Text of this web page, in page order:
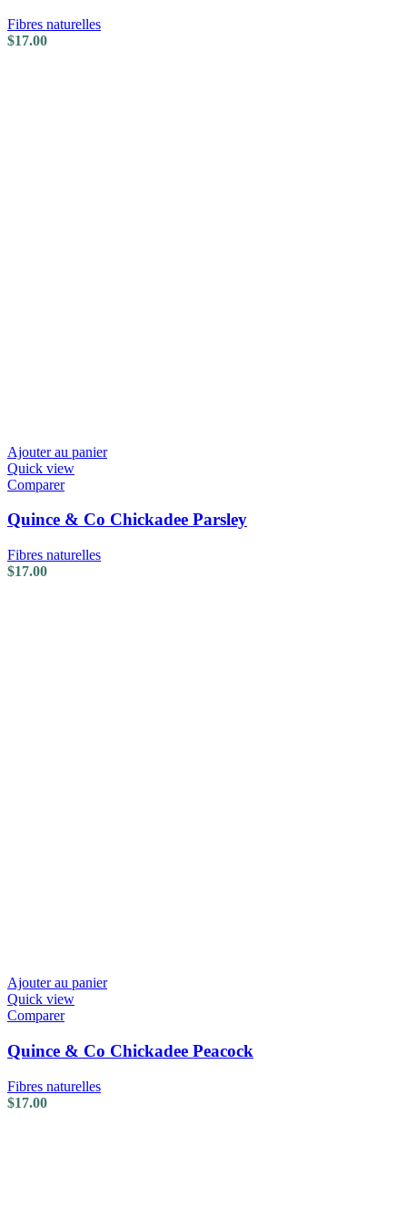
Fibres naturelles
$17.00
Ajouter au panier
Quick view
Comparer
Quince & Co Chickadee Parsley
Fibres naturelles
$17.00
Ajouter au panier
Quick view
Comparer
Quince & Co Chickadee Peacock
Fibres naturelles
$17.00